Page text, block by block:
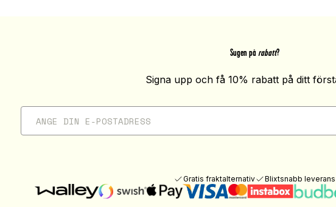
Sugen på rabatt?
Signa upp och få 10% rabatt på ditt
Gratis fraktalternativ Blixtsnabb leverans